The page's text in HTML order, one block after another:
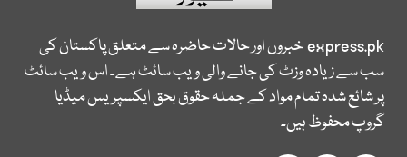
express.pkخبروں اور حالات حاضرہ سے متعلق پاکستان کی
سب سے زیادہ وزٹ کی جانے والی ویب سائٹ ہے۔ اس ویب سائٹ
پر شائع شدہ تمام مواد کے جملہ حقوق بحق ایکسپریس میڈیا
گروپ محفوظ ہیں۔